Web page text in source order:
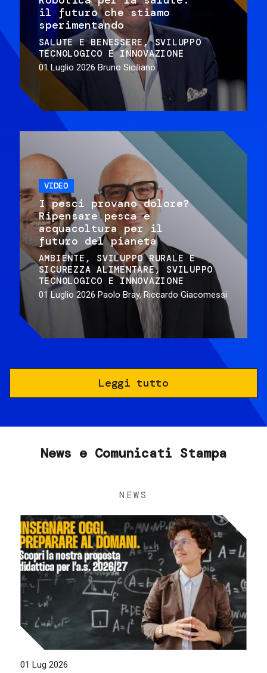
il futuro che stiamo
sperimentando
SALUTE E BENESSERE
SVILUPPO
TECNOLOGICO E INNOVAZIONE
01 Luglio 2026 Bruno Siciliano
VIDEO
I pesci provano dolore?
Ripensare pesca e
acquacoltura per il
futuro del pianeta
AMBIENTE
SVILUPPO RURALE E
SICUREZZA ALIMENTARE
SVILUPPO
TECNOLOGICO E INNOVAZIONE
01 Luglio 2026 Paolo Bray, Riccardo Giacomessi
Leggi tutto
News e Comunicati Stampa
NEWS
01 Lug 2026